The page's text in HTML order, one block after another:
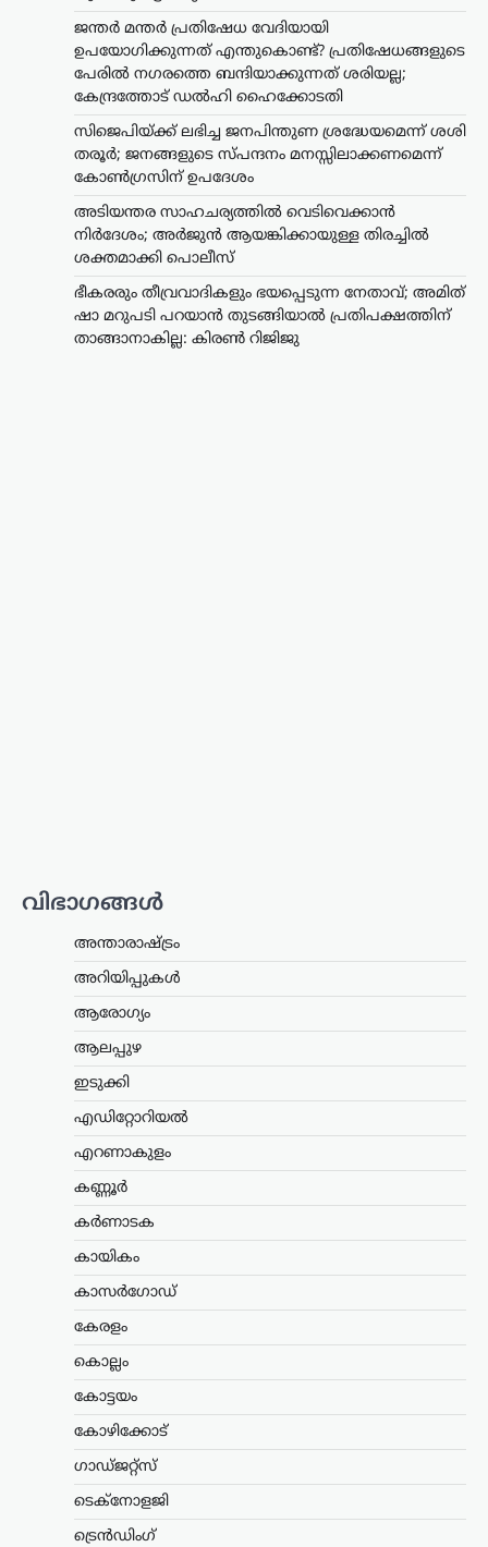
ജന്തർ മന്തർ പ്രതിഷേധ വേദിയായി
ഉപയോഗിക്കുന്നത് എന്തുകൊണ്ട്? പ്രതിഷേധങ്ങളുടെ
പേരിൽ നഗരത്തെ ബന്ദിയാക്കുന്നത് ശരിയല്ല;
കേന്ദ്രത്തോട് ഡൽഹി ഹൈക്കോടതി
സിജെപിയ്ക്ക് ലഭിച്ച ജനപിന്തുണ ശ്രദ്ധേയമെന്ന് ശശി
തരൂർ; ജനങ്ങളുടെ സ്പന്ദനം മനസ്സിലാക്കണമെന്ന്
കോൺഗ്രസിന് ഉപദേശം
അടിയന്തര സാഹചര്യത്തിൽ വെടിവെക്കാൻ
നിർദേശം; അർജുൻ ആയങ്കിക്കായുള്ള തിരച്ചിൽ
ശക്തമാക്കി പൊലീസ്
ഭീകരരും തീവ്രവാദികളും ഭയപ്പെടുന്ന നേതാവ്; അമിത്
ഷാ മറുപടി പറയാൻ തുടങ്ങിയാൽ പ്രതിപക്ഷത്തിന്
താങ്ങാനാകില്ല: കിരൺ റിജിജു
വിഭാഗങ്ങൾ
അന്താരാഷ്ട്രം
അറിയിപ്പുകൾ
ആരോഗ്യം
ആലപ്പുഴ
ഇടുക്കി
എഡിറ്റോറിയൽ
എറണാകുളം
കണ്ണൂർ
കർണാടക
കായികം
കാസർഗോഡ്
കേരളം
കൊല്ലം
കോട്ടയം
കോഴിക്കോട്
ഗാഡ്ജറ്റ്സ്
ടെക്നോളജി
ട്രെൻഡിംഗ്
ട്രെൻഡിംഗ്,ദേശീയം,രാഷ്ട്രീയം
ഭീകരരും തീവ്രവാദികളും
ഭയപ്പെടുന്ന നേതാവ്;
അമിത് ഷാ മറുപടി
പറയാൻ തുടങ്ങിയാൽ
സമർപ്പിച്ചിരുന്ന വിവാഹമോചന
പിൻവലിച്ചു. ചെങ്കൽപ്പേട്ട് ജില്ലാ കുടുംബ
കോടതിയിലാണ്…
കേന്ദ്രത്തിന്റെ എഥനോൾ-
പെട്രോൾ
പ്രതിഷേധം ശക്തമാക്കും;
മുന്നറിയിപ്പുമായി
സിപിഐഎം
പെട്രോൾ നയത്തിനെതിരെ രൂക്ഷ
ബ്യൂറോ. ഭക്ഷ്യവിളകൾ ഇന്ധന
ഉൽപ്പാദനത്തിനായി വ്യാപകമായി
ഭക്ഷ്യസുരക്ഷയെ ബാധിക്കുമെന്നാണ്
കേരളം,തിരുവനന്തപുരം,വാർത്തകൾ
അടിയന്തര
സാഹചര്യത്തിൽ
വെടിവെക്കാൻ നിർദേശം;
അർജുൻ